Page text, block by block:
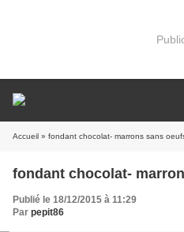
Accueil » fondant chocolat- marrons sans
fondant chocolat-
Publié le 18/12/2015 à 11:29
Par pepit86